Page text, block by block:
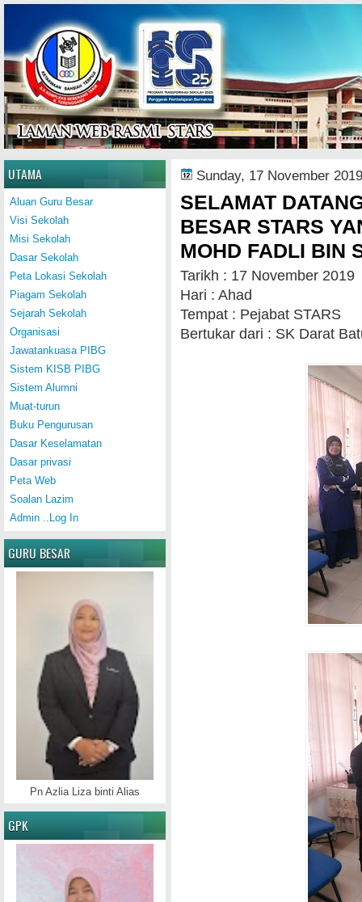
Home
Sunday, 17 November 2019
SELAMAT
BESAR STARS
MOHD FADLI BIN
Tarikh : 17 November 2019
Hari : Ahad
Tempat : Pejabat STARS
Bertukar dari : SK Darat
UTAMA
Aluan Guru Besar
Visi Sekolah
Misi Sekolah
Dasar Sekolah
Peta Lokasi Sekolah
Piagam Sekolah
Sejarah Sekolah
Organisasi
Jawatankuasa PIBG
Sistem KISB PIBG
Sistem Alumni
Muat-turun
Buku Pengurusan
Dasar Keselamatan
Dasar privasi
Peta Web
Soalan Lazim
Admin ..Log In
GURU BESAR
Pn Azlia Liza binti Alias
GPK